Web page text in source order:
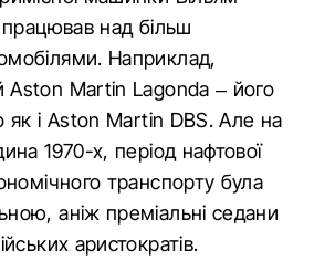
працював над більш
Наприклад,
Aston Martin Lagonda – його
як і Aston Martin DBS. Але на
1970-х, період нафтової
транспорту була
аніж преміальні седани
аристократів.